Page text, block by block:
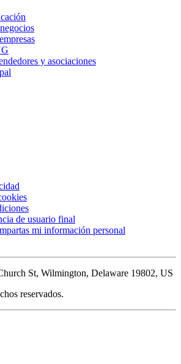
y asociaciones
de usuario final
mi información personal
St, Wilmington, Delaware 19802, US
reservados.